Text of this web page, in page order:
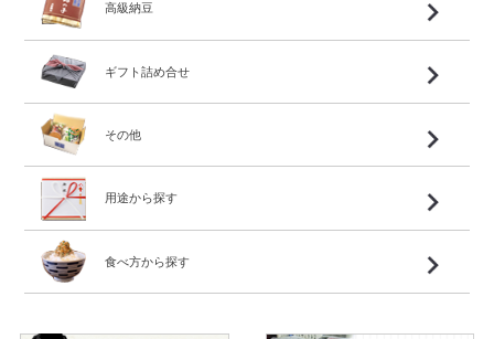
高級納豆
ギフト詰め合せ
その他
用途から探す
食べ方から探す